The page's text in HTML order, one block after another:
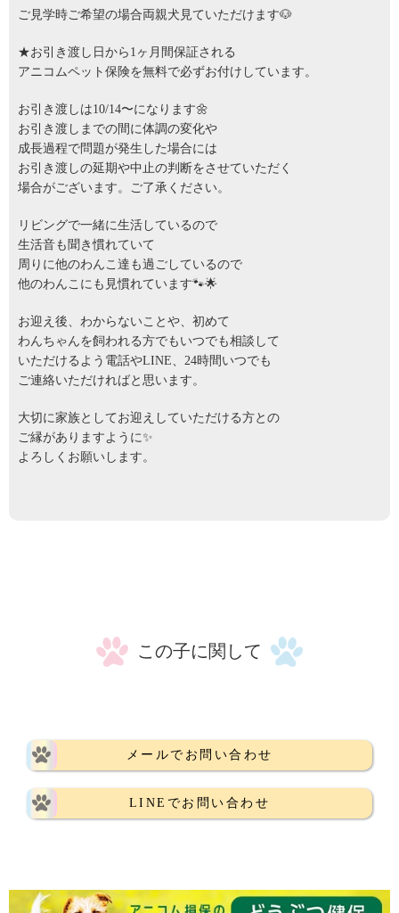
ご見学時ご希望の場合両親犬見ていただけます🐶
★お引き渡し日から1ヶ月間保証される
アニコムペット保険を無料で必ずお付けしています。
お引き渡しは10/14〜になります🌼
お引き渡しまでの間に体調の変化や
成長過程で問題が発生した場合には
お引き渡しの延期や中止の判断をさせていただく
場合がございます。ご了承ください。
リビングで一緒に生活しているので
生活音も聞き慣れていて
周りに他のわんこ達も過ごしているので
他のわんこにも見慣れています🐾🌟
お迎え後、わからないことや、初めて
わんちゃんを飼われる方でもいつでも相談して
いただけるよう電話やLINE、24時間いつでも
ご連絡いただければと思います。
大切に家族としてお迎えしていただける方との
ご縁がありますように✨
よろしくお願いします。
この子に関して
メールでお問い合わせ
LINEでお問い合わせ